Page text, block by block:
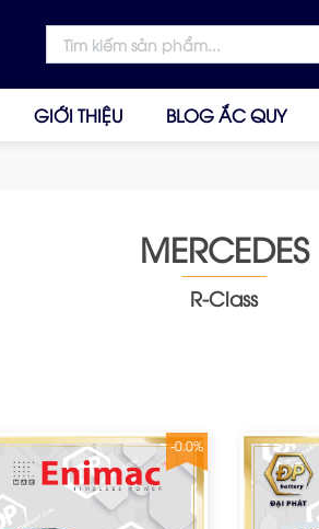
GIỚI THIỆU BLOG ẮC QUY
MERCEDES
R-Class
-0.0%